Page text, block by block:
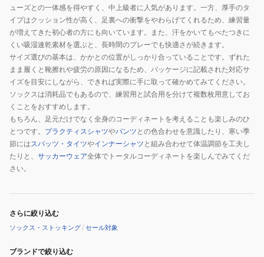
ューズとの一体感を得やすく、中上級者に人気があります。一方、厚手のタ
イプはクッション性が高く、足裏への衝撃をやわらげてくれるため、練習量
が増えてきた初心者の方にも向いています。また、汗をかいてもべたつきに
くい吸湿速乾素材を選ぶと、長時間のプレーでも快適さが続きます。
サイズ選びの基本は、かかとの位置がしっかり合っていることです。ずれた
まま履くと靴擦れや疲労の原因になるため、パッケージに記載された対応サ
イズを目安にしながら、できれば実際に手に取って確かめてみてください。
ソックスは消耗品でもあるので、練習用と試合用を分けて複数枚用意してお
くことをおすすめします。
もちろん、足元だけでなく全身のコーディネートを考えることも楽しみのひ
とつです。 プラクティスシャツやパンツ との色合わせを意識したり、寒い季
節にはスパッツ・タイツやインナーシャツ と組み合わせて体温調節を工夫し
たりと、 サッカーウェア全体でトータルコーディネートを楽しんでみてくだ
さい。
さらに絞り込む
ソックス・ストッキング/セール対象
ブランドで絞り込む